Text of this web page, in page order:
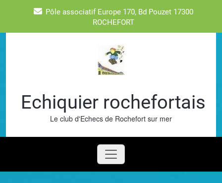
Pôle associatif Europe 170, Bd Pouzet 17300
ROCHEFORT
Echiquier rochefortais
Le club d'Echecs de Rochefort sur mer